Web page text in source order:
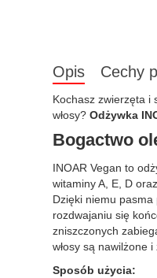
Opis Cechy
Kochasz zwierzęta i
włosy? Odżywka
Bogactwo
INOAR Vegan to
witaminy A, E, D
Dzięki niemu pasma
rozdwajaniu się
zniszczonych
włosy są nawilżone
Sposób użycia: